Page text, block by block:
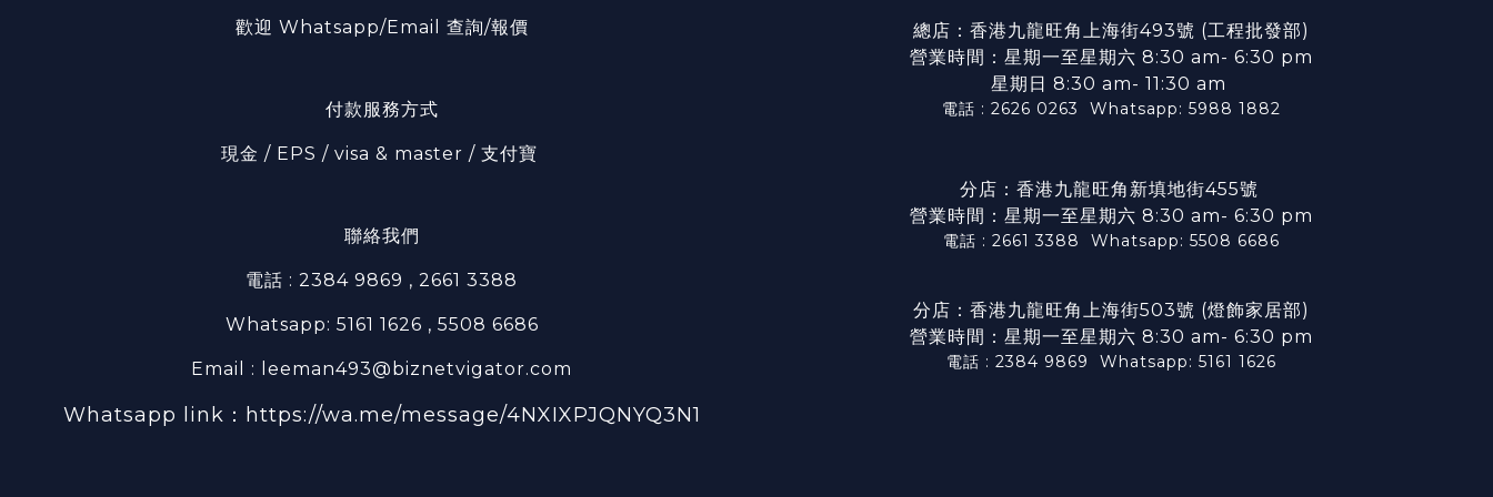
歡迎 Whatsapp/Email 查詢/報價
付款服務方式
現金 / EPS / visa & master / 支付寶
聯絡我們
電話 : 2384 9869 , 2661 3388
Whatsapp: 5161 1626 , 5508 6686
Email : leeman493@biznetvigator.com
Whatsapp link： https://wa.me/message/4NXIXPJQNYQ3N1
總店：香港九龍旺角上海街493號 (工程批發部)
營業時間：星期一至星期六 8:30 am- 6:30 pm
星期日 8:30 am- 11:30 am
電話 : 2626 0263 Whatsapp: 5988 1882
分店：香港九龍旺角新填地街455號
營業時間：星期一至星期六 8:30 am- 6:30 pm
電話 : 2661 3388 Whatsapp: 5508 6686
分店：香港九龍旺角上海街503號 (燈飾家居部)
營業時間：星期一至星期六 8:30 am- 6:30 pm
電話 : 2384 9869 Whatsapp: 5161 1626